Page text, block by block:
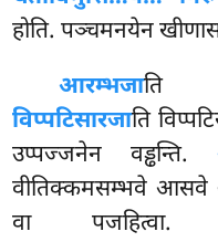
होति. पञ्चमनयेन
आरम्भजाति
विप्पटिसारजाति
उप्पज्जनेन वड्ढन्ति.
वीतिक्कमसम्भवे आसवे
वा पजहित्वा.